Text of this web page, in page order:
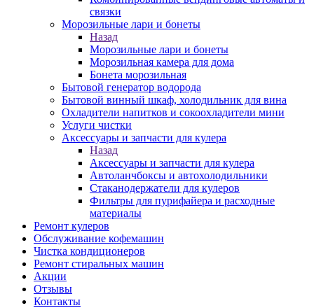
связки
Морозильные лари и бонеты
Назад
Морозильные лари и бонеты
Морозильная камера для дома
Бонета морозильная
Бытовой генератор водорода
Бытовой винный шкаф, холодильник для вина
Охладители напитков и сокоохладители мини
Услуги чистки
Аксессуары и запчасти для кулера
Назад
Аксессуары и запчасти для кулера
Автоланчбоксы и автохолодильники
Стаканодержатели для кулеров
Фильтры для пурифайера и расходные
материалы
Ремонт кулеров
Обслуживание кофемашин
Чистка кондиционеров
Ремонт стиральных машин
Акции
Отзывы
Контакты